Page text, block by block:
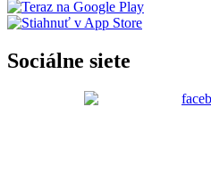
Sociálne siete